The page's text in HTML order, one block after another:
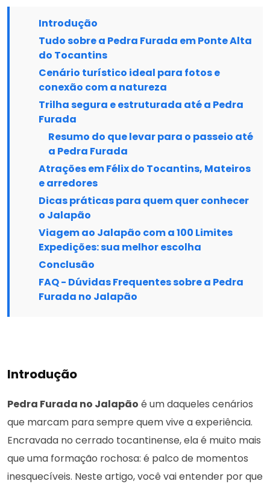
Introdução
Tudo sobre a Pedra Furada em Ponte Alta
do Tocantins
Cenário turístico ideal para fotos e
conexão com a natureza
Trilha segura e estruturada até a Pedra
Furada
Resumo do que levar para o passeio até
a Pedra Furada
Atrações em Félix do Tocantins, Mateiros
e arredores
Dicas práticas para quem quer conhecer
o Jalapão
Viagem ao Jalapão com a 100 Limites
Expedições: sua melhor escolha
Conclusão
FAQ - Dúvidas Frequentes sobre a Pedra
Furada no Jalapão
Introdução
Pedra Furada no Jalapão é um daqueles cenários
que marcam para sempre quem vive a experiência.
Encravada no cerrado tocantinense, ela é muito mais
que uma formação rochosa: é palco de momentos
inesquecíveis. Neste artigo, você vai entender por que